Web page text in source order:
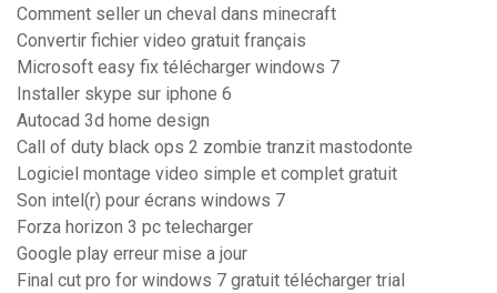
Comment seller un cheval dans minecraft
Convertir fichier video gratuit français
Microsoft easy fix télécharger windows 7
Installer skype sur iphone 6
Autocad 3d home design
Call of duty black ops 2 zombie tranzit mastodonte
Logiciel montage video simple et complet gratuit
Son intel(r) pour écrans windows 7
Forza horizon 3 pc telecharger
Google play erreur mise a jour
Final cut pro for windows 7 gratuit télécharger trial